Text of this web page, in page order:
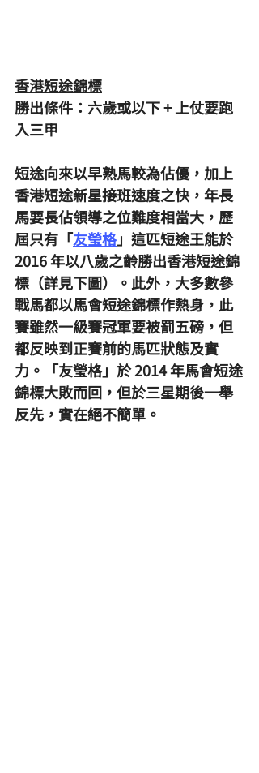
香港短途錦標
勝出條件：六歲或以下 + 上仗要跑
入三甲
短途向來以早熟馬較為佔優，加上
香港短途新星接班速度之快，年長
馬要長佔領導之位難度相當大，歷
屆只有「友瑩格」這匹短途王能於
2016 年以八歲之齡勝出香港短途錦
標（詳見下圖）。此外，大多數參
戰馬都以馬會短途錦標作熱身，此
賽雖然一級賽冠軍要被罰五磅，但
都反映到正賽前的馬匹狀態及實
力。「友瑩格」於 2014 年馬會短途
錦標大敗而回，但於三星期後一舉
反先，實在絕不簡單。